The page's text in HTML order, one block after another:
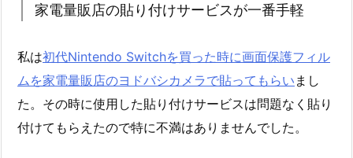
家電量販店の貼り付けサービスが一番手軽
私は初代Nintendo Switchを買った時に画面保護フィル
ムを家電量販店のヨドバシカメラで貼ってもらい まし
た。その時に使用した貼り付けサービスは問題なく貼り
付けてもらえたので特に不満はありませんでした。